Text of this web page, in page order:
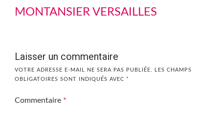
MONTANSIER VERSAILLES
Laisser un commentaire
VOTRE ADRESSE E-MAIL NE SERA PAS PUBLIÉE.
LES CHAMPS
OBLIGATOIRES SONT INDIQUÉS AVEC *
Commentaire *